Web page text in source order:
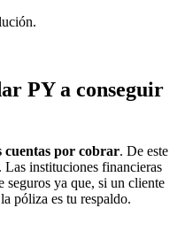
PY a conseguir
cuentas por cobrar. De este
instituciones financieras
seguros ya que, si un cliente
póliza es tu respaldo.